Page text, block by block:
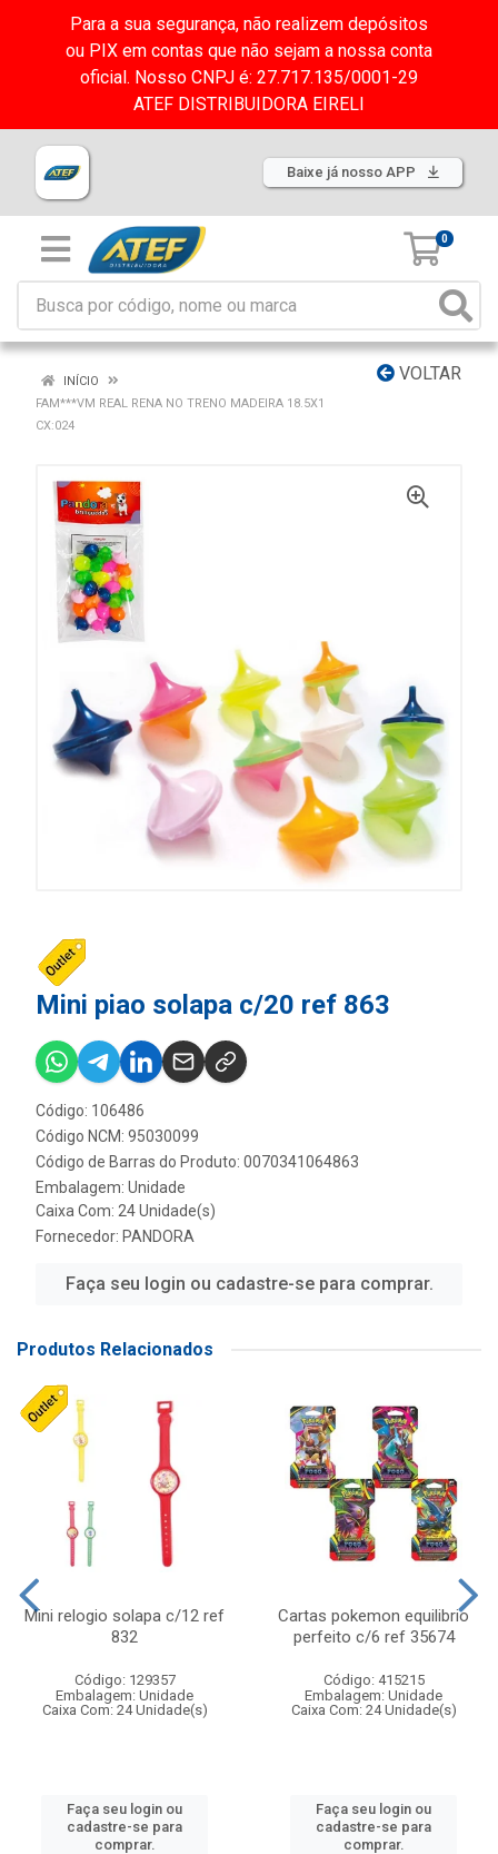
Para a sua segurança, não realizem depósitos
ou PIX em contas que não sejam a nossa conta
oficial. Nosso CNPJ é: 27.717.135/0001-29
ATEF DISTRIBUIDORA EIRELI
Baixe já nosso APP
0
VOLTAR
INÍCIO
FAM***VM REAL RENA NO TRENO MADEIRA 18.5X1
CX:024
Mini piao solapa c/20 ref 863
Código: 106486
Código NCM: 95030099
Código de Barras do Produto: 0070341064863
Embalagem: Unidade
Caixa Com: 24 Unidade(s)
Fornecedor: PANDORA
Faça seu login ou cadastre-se para comprar.
Produtos Relacionados
Mini relogio solapa c/12 ref
832
Código: 129357
Embalagem: Unidade
Caixa Com: 24 Unidade(s)
Faça seu login ou
cadastre-se para
comprar.
Cartas pokemon equilibrio
perfeito c/6 ref 35674
Código: 415215
Embalagem: Unidade
Caixa Com: 24 Unidade(s)
Faça seu login ou
cadastre-se para
comprar.